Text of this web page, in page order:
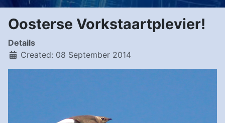
Oosterse Vorkstaartplevier!
Details
Created: 08 September 2014